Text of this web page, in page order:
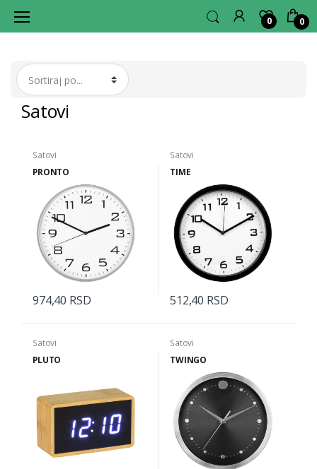
LAGERHUB
0 0
Satovi
Satovi
PRONTO
974,40 RSD
Satovi
TIME
512,40 RSD
Satovi
PLUTO
Satovi
TWINGO